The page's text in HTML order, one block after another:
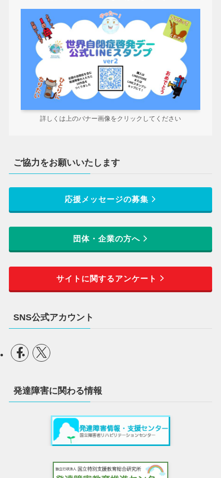
詳しくは上のバナー画像をクリックしてください
ご協力をお願いいたします
応援メッセージの募集
団体・企業の方へ
サイトに関するアンケート
SNS公式アカウント
発達障害に関わる情報